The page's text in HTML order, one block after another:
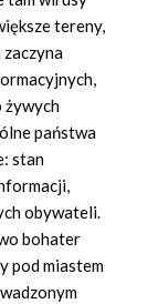
tereny,
żywych
państwa
stan
obywateli.
bohater
pod miastem